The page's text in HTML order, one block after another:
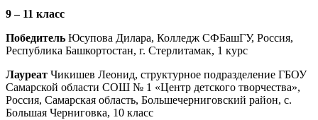
9 – 11 класс
Победитель Юсупова Дилара, Колледж СФБашГУ, Россия,
Республика Башкортостан, г. Стерлитамак, 1 курс
Лауреат Чикишев Леонид, структурное подразделение ГБОУ
Самарской области СОШ № 1 «Центр детского творчества»,
Россия, Самарская область, Большечерниговский район, с.
Большая Черниговка, 10 класс